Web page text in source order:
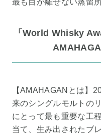
「World Whisky
【AMAHAGANとは】
来のシングルモルトの
にとって最も重要な工
当て、生み出されたブ